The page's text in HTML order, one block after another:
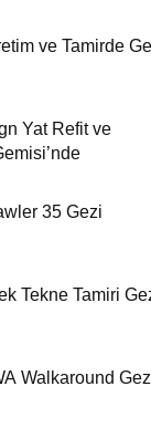
ve Tamirde
Yat Refit ve
35 Gezi
Tekne Tamiri
Walkaround